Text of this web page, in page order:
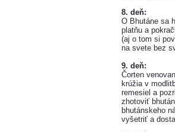
8. deň:
O Bhutáne sa
platňu a
(aj o tom si
na svete bez
9. deň:
Čorten
krúžia v
remesiel a
zhotoviť
bhutánskeho
vyšetriť a